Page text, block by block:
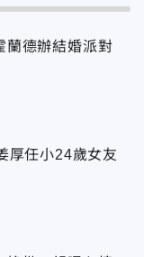
蘭德辦結婚派對
厚任小24歲女友